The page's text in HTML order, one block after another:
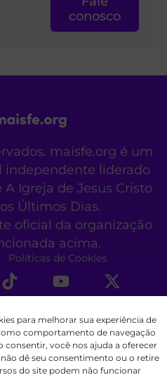
para melhorar sua experiência de
comportamento de navegação
consentir, você nos ajuda a oferecer
dê seu consentimento ou o retire
do site podem não funcionar
conosco
maisfe.org é um
independente liderado
Igreja de Jesus Cristo
Últimos Dias.
oficial da organização
acima.
Políticas de Cookies